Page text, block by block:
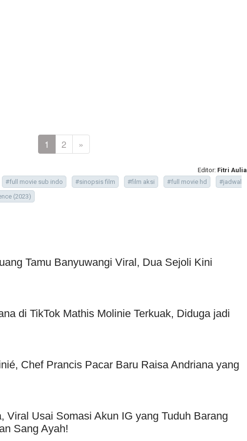
1 2 »
Editor: Fitri Aulia
#full movie sub indo #sinopsis film #film aksi #full movie hd
#jadwal
(2023)
Tamu Banyuwangi Viral, Dua Sejoli Kini
di TikTok Mathis Molinie Terkuak, Diduga jadi
Chef Prancis Pacar Baru Raisa Andriana yang
Viral Usai Somasi Akun IG yang Tuduh Barang
Sang Ayah!